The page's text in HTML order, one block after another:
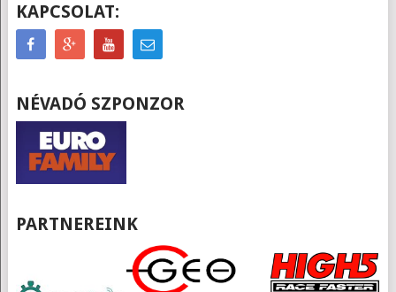
KAPCSOLAT:
NÉVADÓ SZPONZOR
PARTNEREINK